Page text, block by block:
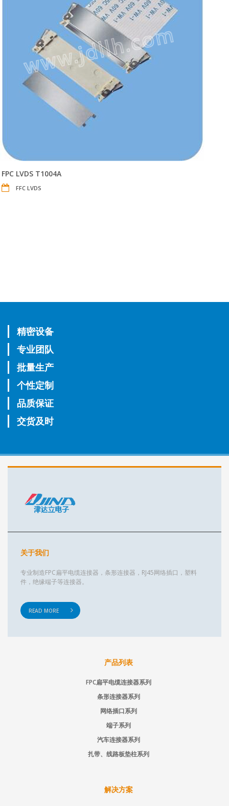
FPC LVDS T1004A
FFC LVDS
精密设备
专业团队
批量生产
个性定制
品质保证
交货及时
关于我们
专业制造FPC扁平电缆连接器，条形连接器，RJ45网络插口，塑料
件，绝缘端子等连接器。
READ MORE
产品列表
FPC扁平电缆连接器系列
条形连接器系列
网络插口系列
端子系列
汽车连接器系列
扎带、线路板垫柱系列
解决方案